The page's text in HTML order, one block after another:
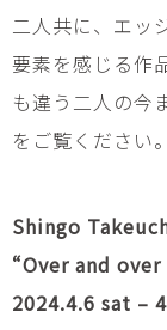
二人共に、エッ
要素を感じる作
も違う二人の今
をご覧ください。
Shingo
“Over and over
2024.4.6 sat –